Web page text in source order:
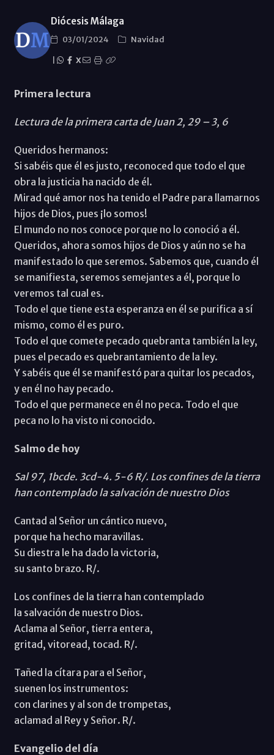
Diócesis Málaga
03/01/2024
Navidad
X
Primera lectura
Lectura de la primera carta de Juan 2, 29 – 3, 6
Queridos hermanos:
Si sabéis que él es justo, reconoced que todo el que
obra la justicia ha nacido de él.
Mirad qué amor nos ha tenido el Padre para llamarnos
hijos de Dios, pues ¡lo somos!
El mundo no nos conoce porque no lo conoció a él.
Queridos, ahora somos hijos de Dios y aún no se ha
manifestado lo que seremos. Sabemos que, cuando él
se manifiesta, seremos semejantes a él, porque lo
veremos tal cual es.
Todo el que tiene esta esperanza en él se purifica a sí
mismo, como él es puro.
Todo el que comete pecado quebranta también la ley,
pues el pecado es quebrantamiento de la ley.
Y sabéis que él se manifestó para quitar los pecados,
y en él no hay pecado.
Todo el que permanece en él no peca. Todo el que
peca no lo ha visto ni conocido.
Salmo de hoy
Sal 97, 1bcde. 3cd-4. 5-6 R/. Los confines de la tierra
han contemplado la salvación de nuestro Dios
Cantad al Señor un cántico nuevo,
porque ha hecho maravillas.
Su diestra le ha dado la victoria,
su santo brazo. R/.
Los confines de la tierra han contemplado
la salvación de nuestro Dios.
Aclama al Señor, tierra entera,
gritad, vitoread, tocad. R/.
Tañed la cítara para el Señor,
suenen los instrumentos:
con clarines y al son de trompetas,
aclamad al Rey y Señor. R/.
Evangelio del día